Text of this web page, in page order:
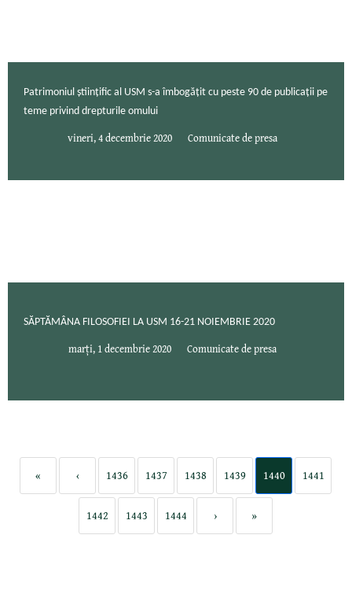
Patrimoniul științific al USM s-a îmbogățit cu peste 90 de publicații pe
teme privind drepturile omului
vineri, 4 decembrie 2020 Comunicate de presa
SĂPTĂMÂNA FILOSOFIEI LA USM 16-21 NOIEMBRIE 2020
marți, 1 decembrie 2020 Comunicate de presa
« ‹ 1436 1437 1438 1439 1440 1441
1442 1443 1444 › »